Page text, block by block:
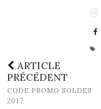
ARTICLE
PRÉCÉDENT
CODE PROMO SOLDES
2017